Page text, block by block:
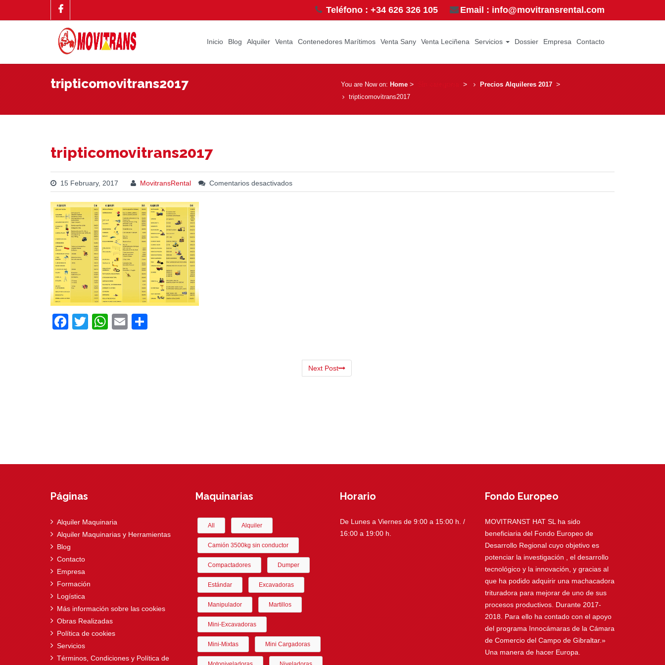
Teléfono : +34 626 326 105 Email : info@movitransrental.com
Inicio Blog Alquiler Venta Contenedores Marítimos Venta Sany Venta Leciñena Servicios Dossier Empresa Contacto
tripticomovitrans2017 You are Now on:Home­ > ­Sin categoría­ > ­ Precios Alquileres 2017­ > ­
tripticomovitrans2017
tripticomovitrans2017
15 February, 2017 MovitransRental Comentarios desactivados
Facebook
TwitterWhatsApp
Email
Next Post
Páginas
Alquiler Maquinaria
Alquiler Maquinarias y Herramientas
Blog
Contacto
Empresa
Formación
Logística
Más información sobre las cookies
Obras Realizadas
Política de cookies
Servicios
Términos, Condiciones y Política de
Maquinarias
All Alquiler
Camión 3500kg sin conductor
Compactadores Dumper
Estándar Excavadoras
Manipulador Martillos
Mini-Excavadoras
Mini-Mixtas Mini Cargadoras
Horario
De Lunes a Viernes de 9:00 a 15:00 h. /
16:00 a 19:00 h.
Fondo Europeo
MOVITRANST HAT SL ha sido
beneficiaria del Fondo Europeo de
Desarrollo Regional cuyo objetivo es
potenciar la investigación , el desarrollo
tecnológico y la innovación, y gracias al
que ha podido adquirir una machacadora
trituradora para mejorar de uno de sus
procesos productivos. Durante 2017-
2018. Para ello ha contado con el apoyo
del programa Innocámaras de la Cámara
de Comercio del Campo de Gibraltar.»
Una manera de hacer Europa.